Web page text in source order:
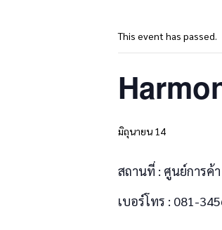
This event has passed.
มิถุนายน 14
สถานที่ : ศูนย์การค้
เบอร์โทร : 081-